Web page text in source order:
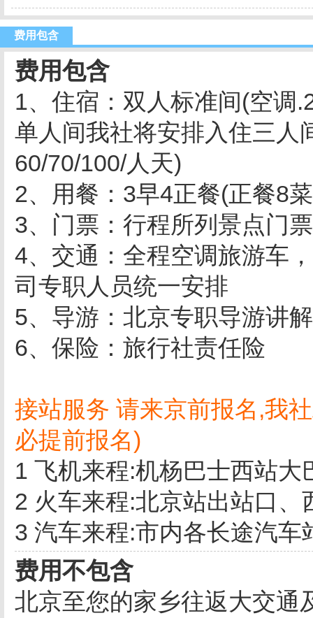
费用包含
费用包含
1、住宿：双人标准间(空调
单人间我社将安排入住三人
60/70/100/人天)
2、用餐：3早4正餐(正餐8
3、门票：行程所列景点门
4、交通：全程空调旅游车
司专职人员统一安排
5、导游：北京专职导游讲
6、保险：旅行社责任险
接站服务 请来京前报名,我
必提前报名)
1 飞机来程:机杨巴士西站
2 火车来程:北京站出站口
3 汽车来程:市内各长途汽
费用不包含
北京至您的家乡往返大交通